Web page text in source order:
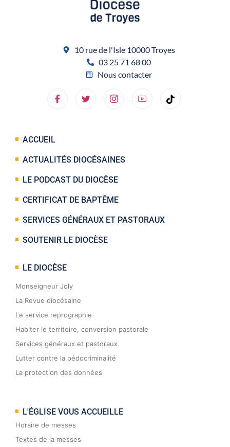
10 rue de l'Isle 10000 Troyes
03 25 71 68 00
Nous contacter
ACCUEIL
ACTUALITÉS DIOCÉSAINES
LE PODCAST DU DIOCÈSE
CERTIFICAT DE BAPTÊME
SERVICES GÉNÉRAUX ET PASTORAUX
SOUTENIR LE DIOCÈSE
LE DIOCÈSE
Monseigneur Joly
La Revue diocésaine
Le service reprographie
Habiter le territoire, conversion pastorale
Services généraux et pastoraux
Lutter contre la pédocriminalité
La protection des données
L'ÉGLISE VOUS ACCUEILLE
Horaire de messes
Textes de la messes